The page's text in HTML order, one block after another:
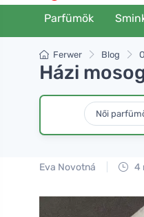
Parfümök
Ferwer Blog
Házi
Női
Eva Novotná 4